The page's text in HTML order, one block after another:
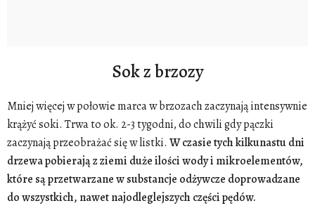
Sok z brzozy
Mniej więcej w połowie marca w brzozach zaczynają intensywnie
krążyć soki. Trwa to ok. 2-3 tygodni, do chwili gdy pączki
zaczynają przeobrażać się w listki. W czasie tych kilkunastu dni
drzewa pobierają z ziemi duże ilości wody i mikroelementów,
które są przetwarzane w substancje odżywcze doprowadzane
do wszystkich, nawet najodleglejszych części pędów.